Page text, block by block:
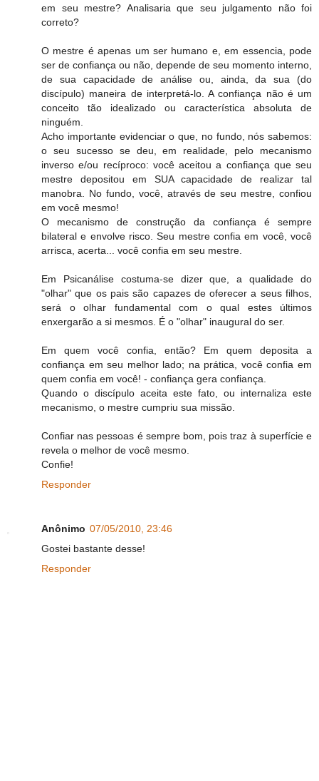
em seu mestre? Analisaria que seu julgamento não foi
correto?
O mestre é apenas um ser humano e, em essencia, pode
ser de confiança ou não, depende de seu momento interno,
de sua capacidade de análise ou, ainda, da sua (do
discípulo) maneira de interpretá-lo. A confiança não é um
conceito tão idealizado ou característica absoluta de
ninguém.
Acho importante evidenciar o que, no fundo, nós sabemos:
o seu sucesso se deu, em realidade, pelo mecanismo
inverso e/ou recíproco: você aceitou a confiança que seu
mestre depositou em SUA capacidade de realizar tal
manobra. No fundo, você, através de seu mestre, confiou
em você mesmo!
O mecanismo de construção da confiança é sempre
bilateral e envolve risco. Seu mestre confia em você, você
arrisca, acerta... você confia em seu mestre.
Em Psicanálise costuma-se dizer que, a qualidade do
"olhar" que os pais são capazes de oferecer a seus filhos,
será o olhar fundamental com o qual estes últimos
enxergarão a si mesmos. É o "olhar" inaugural do ser.
Em quem você confia, então? Em quem deposita a
confiança em seu melhor lado; na prática, você confia em
quem confia em você! - confiança gera confiança.
Quando o discípulo aceita este fato, ou internaliza este
mecanismo, o mestre cumpriu sua missão.
Confiar nas pessoas é sempre bom, pois traz à superfície e
revela o melhor de você mesmo.
Confie!
Responder
Anônimo 07/05/2010, 23:46
Gostei bastante desse!
Responder